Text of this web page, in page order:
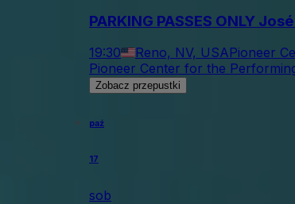
PARKING PASSES ONLY
19:30 Reno, NV, USAPioneer
Pioneer Center for the
Zobacz przepustki
paź
17
sob